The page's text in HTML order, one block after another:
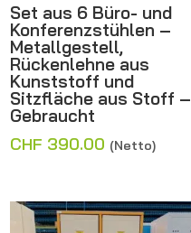
Set aus 6 Büro- und
Konferenzstühlen –
Metallgestell,
Rückenlehne aus
Kunststoff und
Sitzfläche aus Stoff –
Gebraucht
CHF 390.00 (Netto)